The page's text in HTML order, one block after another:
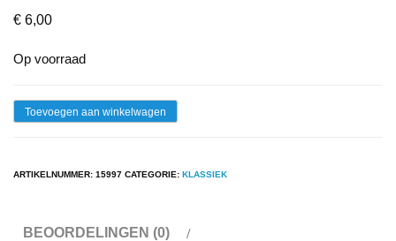
€ 6,00
Op voorraad
LpToevoegen aan winkelwagen
ARTIKELNUMMER: 15997 CATEGORIE: KLASSIEK
BEOORDELINGEN (0)